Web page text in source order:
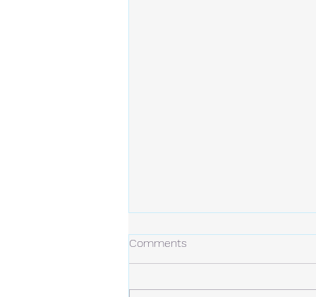
冬の日
今年の冬は、今のところ雪は少な
Comments